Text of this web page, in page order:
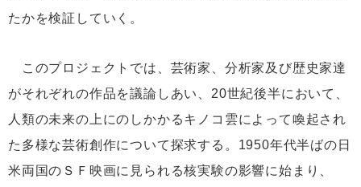
たかを検証していく。
このプロジェクトでは、芸術家、分析家及び歴史家達
がそれぞれの作品を議論しあい、20世紀後半において、
人類の未来の上にのしかかるキノコ雲によって喚起され
た多様な芸術創作について探求する。1950年代半ばの日
米両国のＳＦ映画に見られる核実験の影響に始まり、